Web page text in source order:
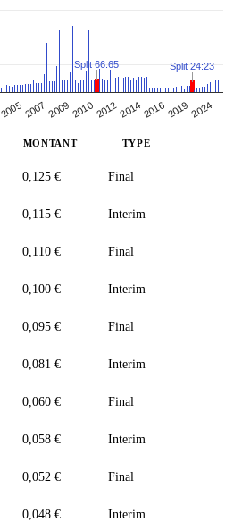
20052007 2009201020122014201620192024
Split 66:65 Split 24:23
MONTANT TYPE
0,125 € Final
0,115 € Interim
0,110 € Final
0,100 € Interim
0,095 € Final
0,081 € Interim
0,060 € Final
0,058 € Interim
0,052 € Final
0,048 € Interim